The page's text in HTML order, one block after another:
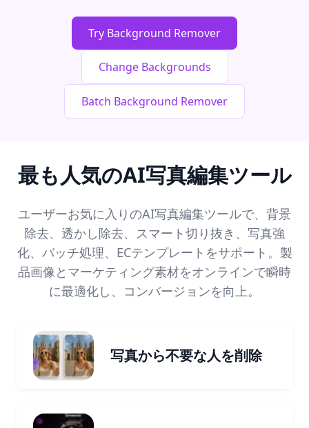
Try Background Remover
Change Backgrounds
Batch Background Remover
最も人気のAI写真編集ツール
ユーザーお気に入りのAI写真編集ツールで、背景
除去、透かし除去、スマート切り抜き、写真強
化、バッチ処理、ECテンプレートをサポート。製
品画像とマーケティング素材をオンラインで瞬時
に最適化し、コンバージョンを向上。
写真から不要な人を削除